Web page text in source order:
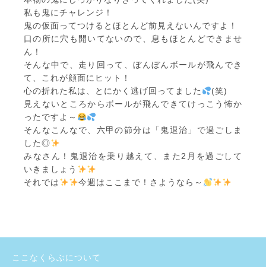
私も鬼にチャレンジ！
鬼の仮面ってつけるとほとんど前見えないんですよ！
口の所に穴も開いてないので、息もほとんどできませ
ん！
そんな中で、走り回って、ぼんぼんボールが飛んでき
て、これが顔面にヒット！
心の折れた私は、とにかく逃げ回ってました
(笑)
見えないところからボールが飛んできてけっこう怖か
ったですよ～
そんなこんなで、六甲の節分は「鬼退治」で過ごしま
した◎
みなさん！鬼退治を乗り越えて、また2月を過ごして
いきましょう
それでは
今週はここまで！さようなら～
ここなくらぶについて